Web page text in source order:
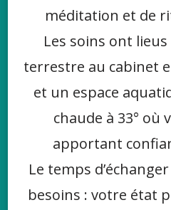
méditation et de
Les soins ont
terrestre au cabinet
et un espace
chaude à 33° où
apportant
Le temps
besoins : votre état